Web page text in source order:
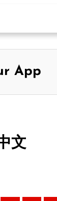
App
文